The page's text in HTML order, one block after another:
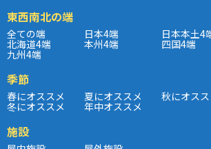
東西南北の端
全ての端 日本4端 日本本土4
北海道4端 本州4端 四国4端
九州4端
季節
春にオススメ 夏にオススメ 秋にオスス
冬にオススメ 年中オススメ
施設